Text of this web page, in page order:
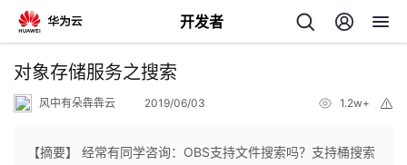
开发者
返
对象存储服务之搜索
风中有朵犇犇云 2019/06/03 1.2w+
【摘要】 经常有同学咨询：OBS支持文件搜索吗？支持桶搜索